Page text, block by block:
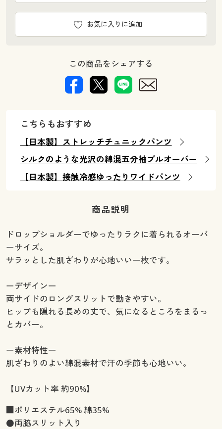
お気に入りに追加
この商品をシェアする
こちらもおすすめ
【日本製】ストレッチチュニックパンツ
シルクのような光沢の綿混五分袖プルオーバー
【日本製】接触冷感ゆったりワイドパンツ
商品説明
ドロップショルダーでゆったりラクに着られるオーバ
ーサイズ。
サラッとした肌ざわりが心地いい一枚です。
ーデザインー
両サイドのロングスリットで動きやすい。
ヒップも隠れる長めの丈で、気になるところをまるっ
とカバー。
ー素材特性ー
肌ざわりのよい綿混素材で汗の季節も心地いい。
【UVカット率 約90%】
■ポリエステル65% 綿35%
●両脇スリット入り